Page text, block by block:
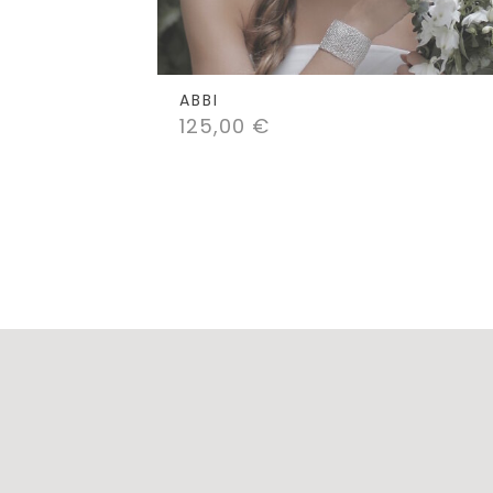
ABBI
125,00 €